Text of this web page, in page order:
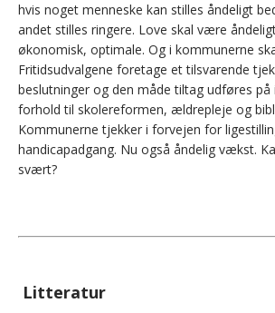
hvis noget menneske kan stilles åndeligt
andet stilles ringere. Love skal være
økonomisk, optimale. Og i kommunerne
Fritidsudvalgene foretage et tilsvarende
beslutninger og den måde tiltag udføres på
forhold til skolereformen, ældrepleje og
Kommunerne tjekker i forvejen for
handicapadgang. Nu også åndelig vækst.
svært?
Litteratur